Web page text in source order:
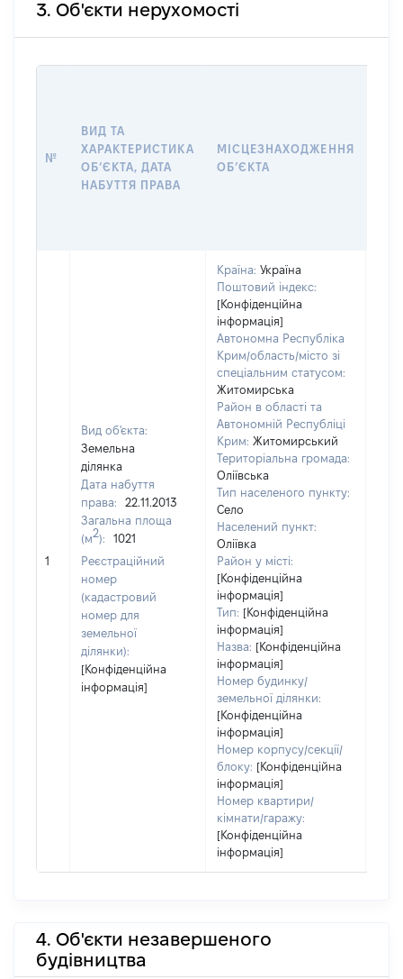
3. Об'єкти нерухомості
№
ВИД ТА
ХАРАКТЕРИСТИКА
ОБʼЄКТА, ДАТА
НАБУТТЯ ПРАВА
МІСЦЕЗНАХОДЖЕННЯ
ОБʼЄКТА
1
Вид об'єкта:
Земельна
ділянка
Дата набуття
права:
22.11.2013
Загальна площа
(м2):
1021
Реєстраційний
номер
(кадастровий
номер для
земельної
ділянки):
[Конфіденційна
інформація]
Країна: Україна
Поштовий індекс:
[Конфіденційна
інформація]
Автономна Республіка
Крим/область/місто зі
спеціальним статусом:
Житомирська
Район в області та
Автономній Республіці
Крим: Житомирський
Територіальна громада:
Оліївська
Тип населеного пункту:
Село
Населений пункт:
Оліївка
Район у місті:
[Конфіденційна
інформація]
Тип: [Конфіденційна
інформація]
Назва: [Конфіденційна
інформація]
Номер будинку/
земельної ділянки:
[Конфіденційна
інформація]
Номер корпусу/секції/
блоку: [Конфіденційна
інформація]
Номер квартири/
кімнати/гаражу:
[Конфіденційна
інформація]
4. Об'єкти незавершеного
будівництва